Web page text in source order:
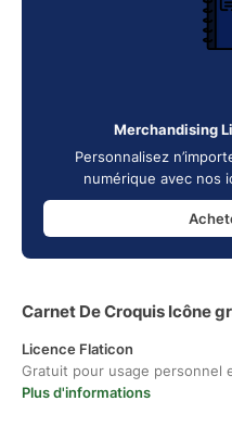
Merchandising
Personnalisez
numérique avec nos
Carnet De Croquis Icône
Licence Flaticon
Gratuit pour usage personnel
Plus d'informations